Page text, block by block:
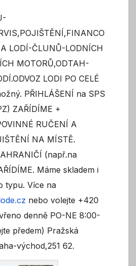
LODÍ-ČLUNŮ-LODNÍCH
MOTORŮ,ODTAH-
LODI PO CELÉ
PŘIHLÁŠENÍ na SPS
ZAŘÍDÍME +
RUČENÍ A
NA MÍSTĚ.
(např.na
Máme skladem i
typu. Více na
nebo volejte +420
denně PO-NE 8:00-
předem) Pražská
východ,251 62.